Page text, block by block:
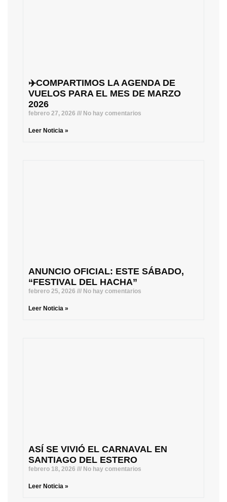
✈️COMPARTIMOS LA AGENDA DE
VUELOS PARA EL MES DE MARZO
2026
febrero 27, 2026 No hay comentarios
Leer Noticia »
ANUNCIO OFICIAL: ESTE SÁBADO,
“FESTIVAL DEL HACHA”
febrero 25, 2026 No hay comentarios
Leer Noticia »
ASÍ SE VIVIÓ EL CARNAVAL EN
SANTIAGO DEL ESTERO
febrero 18, 2026 No hay comentarios
Leer Noticia »